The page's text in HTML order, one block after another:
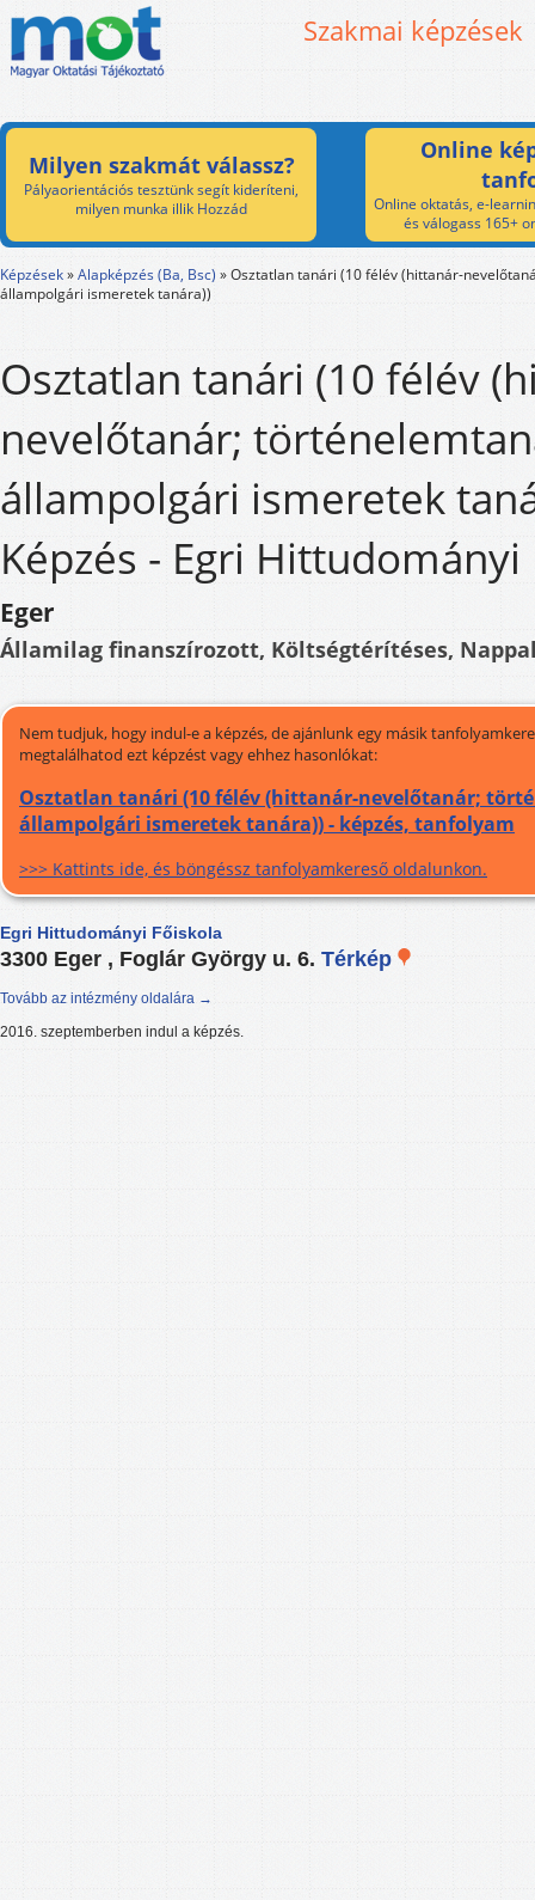
Szakmai képzések
Milyen szakmát válassz?
Pályaorientációs tesztünk segít kideríteni,
milyen munka illik Hozzád
Online
Online oktatás, e-
és válogass 165+
Képzések»Alapképzés (Ba, Bsc) »Osztatlan tanári (10 félév (hittanár-
állampolgári ismeretek tanára))
Osztatlan tanári (10 félév
nevelőtanár;
állampolgári ismeretek
Képzés - Egri Hittudományi
Eger
Államilag finanszírozott, Költségtérítéses,
Nem tudjuk, hogy indul-e a képzés, de ajánlunk egy másik
megtalálhatod ezt képzést vagy ehhez hasonlókat:
Osztatlan tanári (10 félév (hittanár-nevelőtanár;
állampolgári ismeretek tanára)) - képzés, tanfolyam
>>> Kattints ide, és böngéssz tanfolyamkereső oldalunkon.
Egri Hittudományi Főiskola
3300 Eger , Foglár György u. 6. Térkép
Tovább az intézmény oldalára →
2016. szeptemberben indul a képzés.